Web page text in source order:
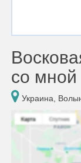
со мной
Украина,